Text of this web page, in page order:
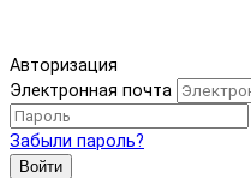
Авторизация
Электронная почта
Забыли пароль?
Войти